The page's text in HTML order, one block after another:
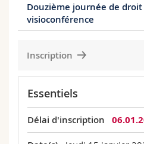
Date(s)
15.01.2026de 09:30 à
Douzième journée de droit
visioconférence
Date(s)
Inscription
Essentiels
Délai d'inscription